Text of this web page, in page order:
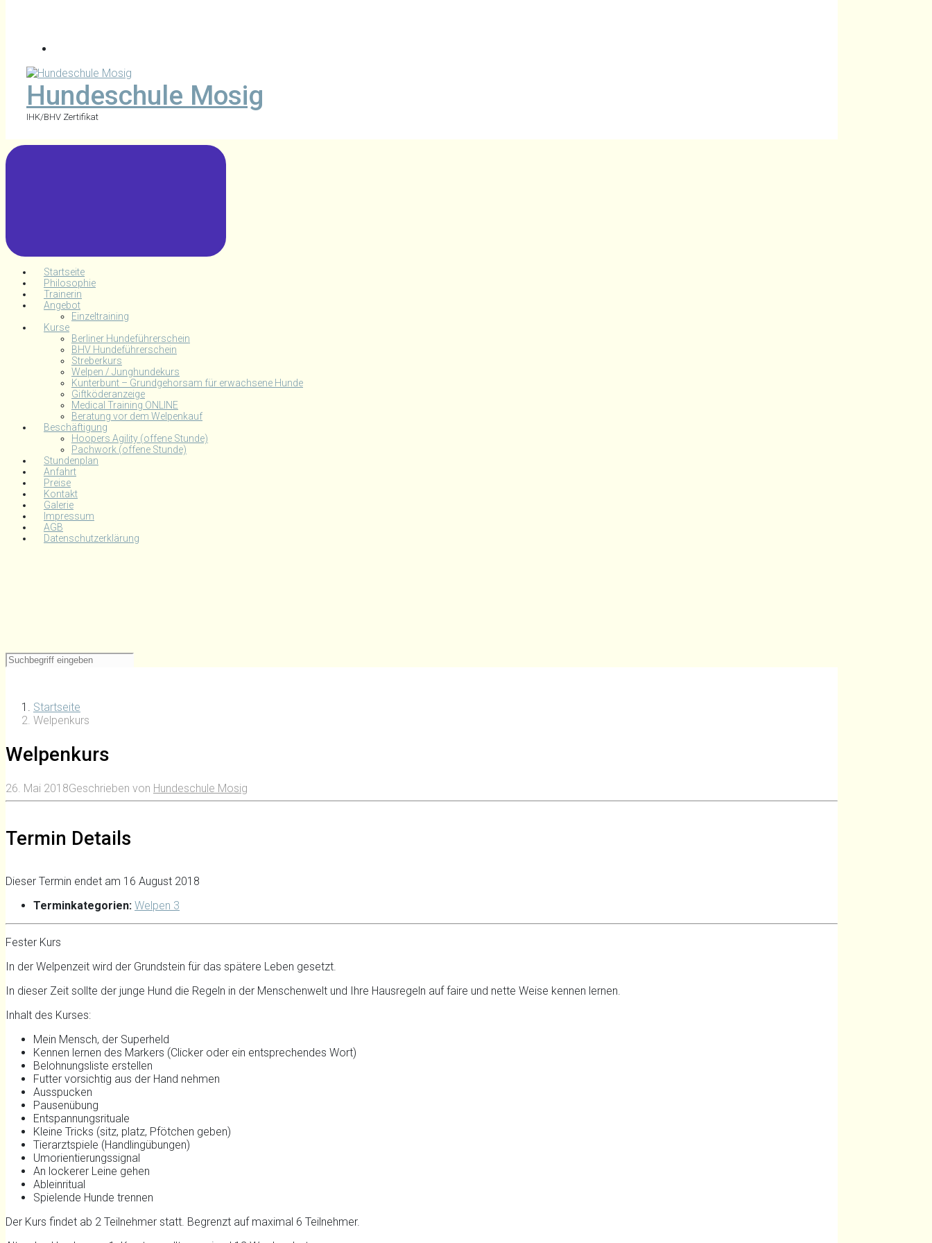
Hundeschule Mosig
IHK/BHV Zertifikat
Startseite
Philosophie
Trainerin
Angebot
Einzeltraining
Kurse
Berliner Hundeführerschein
BHV Hundeführerschein
Streberkurs
Welpen / Junghundekurs
Kunterbunt – Grundgehorsam für erwachsene Hunde
Giftköderanzeige
Medical Training ONLINE
Beratung vor dem Welpenkauf
Beschäftigung
Hoopers Agility (offene Stunde)
Pachwork (offene Stunde)
Stundenplan
Anfahrt
Preise
Kontakt
Galerie
Impressum
AGB
Datenschutzerklärung
Startseite
Welpenkurs
Welpenkurs
26. Mai 2018Geschrieben von Hundeschule Mosig
Termin Details
Dieser Termin endet am 16 August 2018
Terminkategorien: Welpen 3
Fester Kurs
In der Welpenzeit wird der Grundstein für das spätere Leben gesetzt.
In dieser Zeit sollte der junge Hund die Regeln in der Menschenwelt und Ihre Hausregeln auf faire und nette Weise kennen lernen.
Inhalt des Kurses:
Mein Mensch, der Superheld
Kennen lernen des Markers (Clicker oder ein entsprechendes Wort)
Belohnungsliste erstellen
Futter vorsichtig aus der Hand nehmen
Ausspucken
Pausenübung
Entspannungsrituale
Kleine Tricks (sitz, platz, Pfötchen geben)
Tierarztspiele (Handlingübungen)
Umorientierungssignal
An lockerer Leine gehen
Ableinritual
Spielende Hunde trennen
Der Kurs findet ab 2 Teilnehmer statt. Begrenzt auf maximal 6 Teilnehmer.